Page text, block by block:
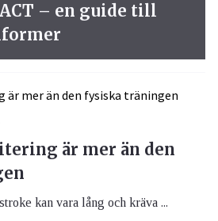
är mer än den
kan vara lång och kräva ...
– en guide till